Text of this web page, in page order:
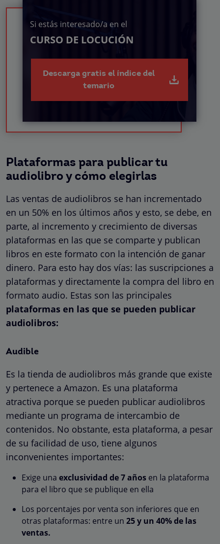
Si estás interesado/a en el
CURSO DE LOCUCIÓN
Descarga gratis el índice del
temario
Plataformas para publicar tu
audiolibro y cómo elegirlas
Las ventas de audiolibros se han incrementado
en un 50% en los últimos años y esto, se debe, en
parte, al incremento y crecimiento de diversas
plataformas en las que se comparte y publican
libros en este formato con la intención de ganar
dinero. Para esto hay dos vías: las suscripciones a
plataformas y directamente la compra del libro en
formato audio. Estas son las principales
plataformas en las que se pueden publicar
audiolibros:
Audible
Es la tienda de audiolibros más grande que existe
y pertenece a Amazon. Es una plataforma
atractiva porque se pueden publicar audiolibros
mediante un programa de intercambio de
contenidos. No obstante, esta plataforma, a pesar
de su facilidad de uso, tiene algunos
inconvenientes importantes:
Exige una exclusividad de 7 años en la plataforma
para el libro que se publique en ella
Los porcentajes por venta son inferiores que en
otras plataformas: entre un 25 y un 40% de las
ventas.